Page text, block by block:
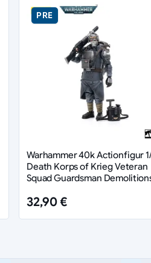
PRE
Warhammer 40k Actionfigur
Death Korps of Krieg Veteran
Squad Guardsman
32,90 €